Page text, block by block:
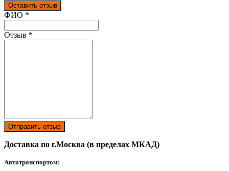
Оставить отзыв
Ваш отзыв был отправлен!
ФИО *
Отзыв *
Отправить отзыв
Доставка по г.Москва (в пределах МКАД)
Автотранспортом: